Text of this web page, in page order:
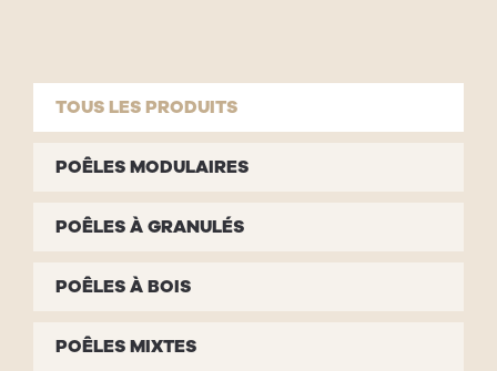
TOUS LES PRODUITS
POÊLES MODULAIRES
POÊLES À GRANULÉS
POÊLES À BOIS
POÊLES MIXTES